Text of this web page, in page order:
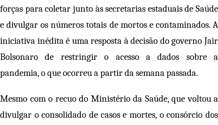
forças para coletar junto às secretarias estaduais de Saúde
e divulgar os números totais de mortos e contaminados. A
iniciativa inédita é uma resposta à decisão do governo Jair
Bolsonaro de restringir o acesso a dados sobre a
pandemia, o que ocorreu a partir da semana passada.
Mesmo com o recuo do Ministério da Saúde, que voltou a
divulgar o consolidado de casos e mortes, o consórcio dos